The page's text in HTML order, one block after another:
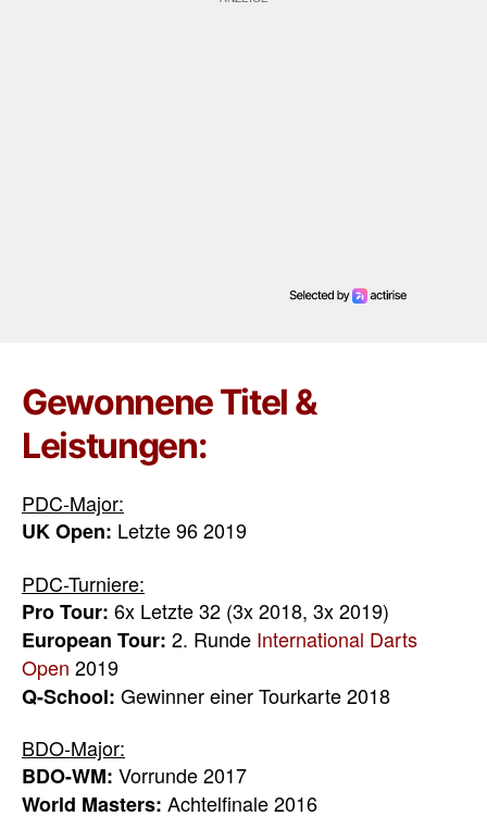
Gewonnene Titel &
Leistungen:
PDC-Major:
UK Open: Letzte 96 2019
PDC-Turniere:
Pro Tour: 6x Letzte 32 (3x 2018, 3x 2019)
European Tour: 2. Runde International Darts
Open 2019
Q-School: Gewinner einer Tourkarte 2018
BDO-Major:
BDO-WM: Vorrunde 2017
World Masters: Achtelfinale 2016